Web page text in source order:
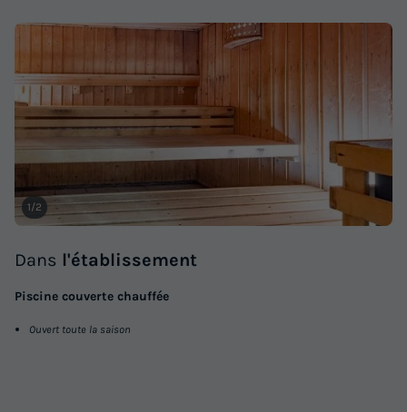
1/2
Dans l'établissement
Piscine couverte chauffée
Ouvert toute la saison